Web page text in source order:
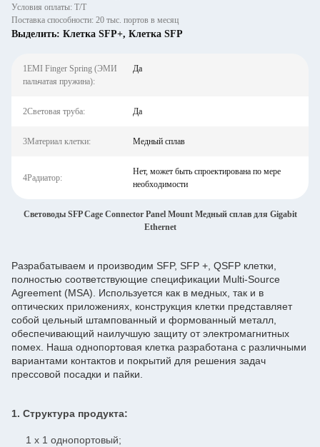
Условия оплаты: Т/Т
Поставка способности: 20 тыс. портов в месяц
Выделить: Клетка SFP+, Клетка SFP
1EMI Finger Spring (ЭМИ
пальчатая пружина):
Да
2Световая труба: Да
3Материал клетки: Медный сплав
4Радиатор:
Нет, может быть спроектирована по мере
необходимости
Световоды SFP Cage Connector Panel Mount Медный сплав для Gigabit
Ethernet
Разрабатываем и производим SFP, SFP +, QSFP клетки,
полностью соответствующие спецификации Multi-Source
Agreement (MSA). Используется как в медных, так и в
оптических приложениях, конструкция клетки представляет
собой цельный штампованный и формованный металл,
обеспечивающий наилучшую защиту от электромагнитных
помех. Наша однопортовая клетка разработана с различными
вариантами контактов и покрытий для решения задач
прессовой посадки и пайки.
1. Структура продукта:
1 x 1 однопортовый;